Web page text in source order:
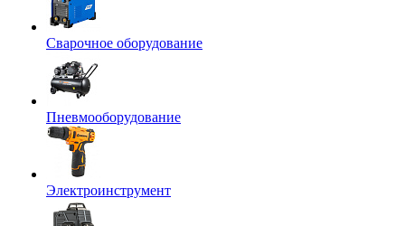
Сварочное оборудование
Пневмооборудование
Электроинструмент